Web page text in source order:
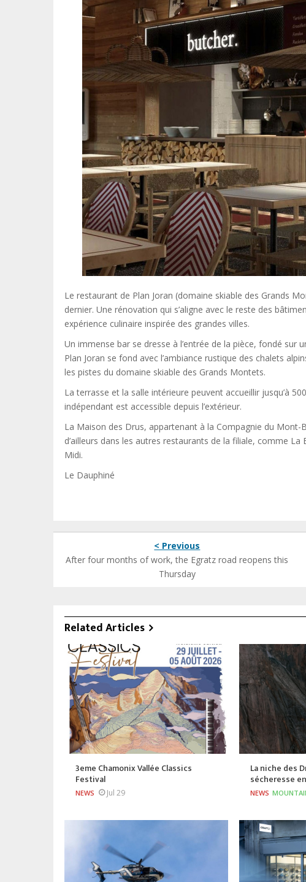
Le restaurant de Plan Joran (domaine skiable des Grands
dernier. Une rénovation qui s’aligne avec le reste des
expérience culinaire inspirée des grandes villes.
Un immense bar se dresse à l’entrée de la pièce, fondé
Plan Joran se fond avec l’ambiance rustique des chalets
les pistes du domaine skiable des Grands Montets.
La terrasse et la salle intérieure peuvent accueillir jusqu’à
indépendant est accessible depuis l’extérieur.
La Maison des Drus, appartenant à la Compagnie du
d’ailleurs dans les autres restaurants de la filiale, comme La
Midi.
Le Dauphiné
< Previous
After four months of work, the Egratz road reopens this
Thursday
Related Articles
3eme Chamonix Vallée Classics
Festival
NEWS Jul 29
La niche des
sécheresse
NEWS